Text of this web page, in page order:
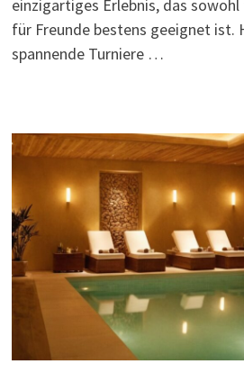
einzigartiges Erlebnis, das
für Freunde bestens geeignet ist.
spannende Turniere …